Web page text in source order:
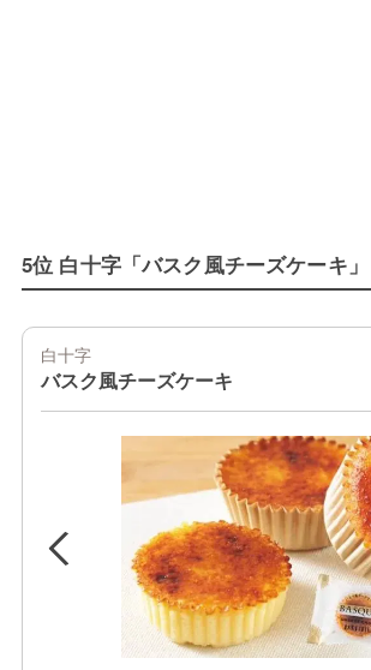
5位 白十字「バスク風チーズケーキ」
白十字
バスク風チーズケーキ